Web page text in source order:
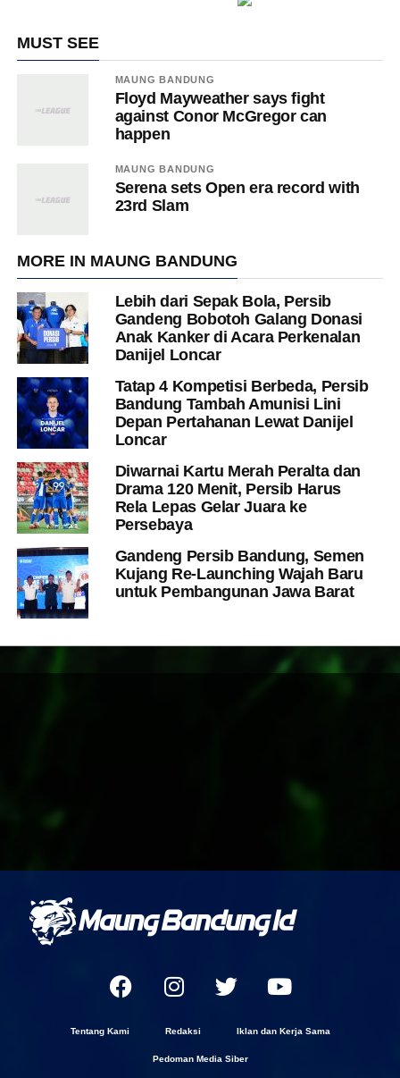
MUST SEE
MAUNG BANDUNG
Floyd Mayweather says fight
against Conor McGregor can
happen
MAUNG BANDUNG
Serena sets Open era record with
23rd Slam
MORE IN MAUNG BANDUNG
Lebih dari Sepak Bola, Persib
Gandeng Bobotoh Galang Donasi
Anak Kanker di Acara Perkenalan
Danijel Loncar
Tatap 4 Kompetisi Berbeda, Persib
Bandung Tambah Amunisi Lini
Depan Pertahanan Lewat Danijel
Loncar
Diwarnai Kartu Merah Peralta dan
Drama 120 Menit, Persib Harus
Rela Lepas Gelar Juara ke
Persebaya
Gandeng Persib Bandung, Semen
Kujang Re-Launching Wajah Baru
untuk Pembangunan Jawa Barat
Tentang Kami Redaksi Iklan dan Kerja Sama
Pedoman Media Siber